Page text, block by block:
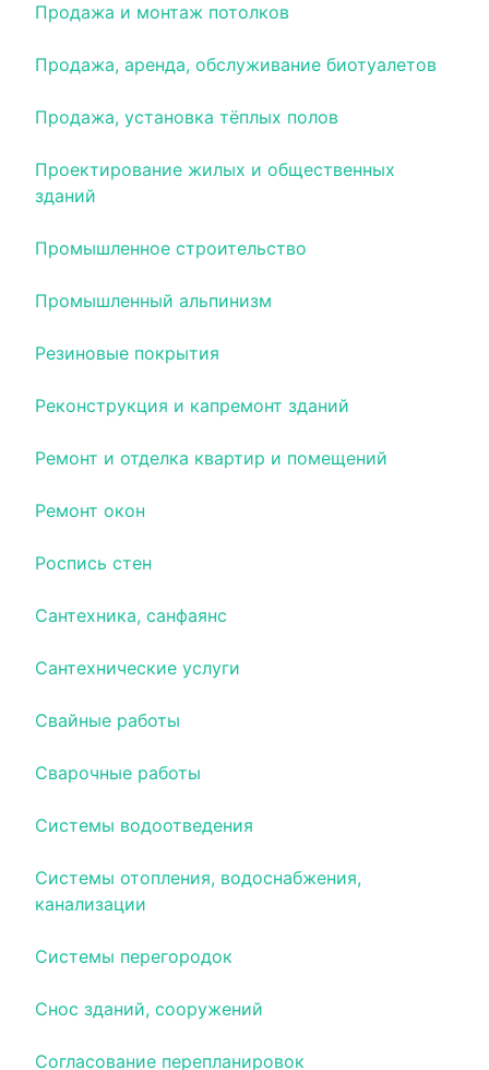
Продажа и монтаж потолков
Продажа, аренда, обслуживание биотуалетов
Продажа, установка тёплых полов
Проектирование жилых и общественных
зданий
Промышленное строительство
Промышленный альпинизм
Резиновые покрытия
Реконструкция и капремонт зданий
Ремонт и отделка квартир и помещений
Ремонт окон
Роспись стен
Сантехника, санфаянс
Сантехнические услуги
Свайные работы
Сварочные работы
Системы водоотведения
Системы отопления, водоснабжения,
канализации
Системы перегородок
Снос зданий, сооружений
Согласование перепланировок